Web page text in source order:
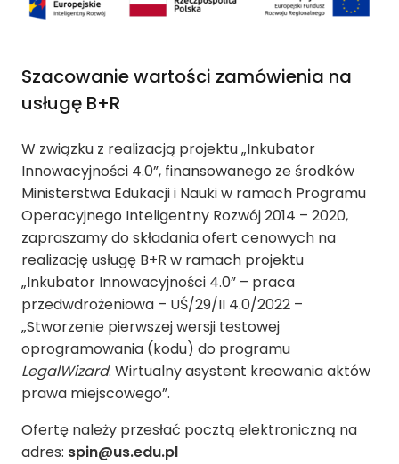
Szacowanie wartości zamówienia na
usługę B+R
W związku z realizacją projektu „Inkubator
Innowacyjności 4.0”, finansowanego ze środków
Ministerstwa Edukacji i Nauki w ramach Programu
Operacyjnego Inteligentny Rozwój 2014 – 2020,
zapraszamy do składania ofert cenowych na
realizację usługę B+R w ramach projektu
„Inkubator Innowacyjności 4.0” – praca
przedwdrożeniowa – UŚ/29/II 4.0/2022 –
„Stworzenie pierwszej wersji testowej
oprogramowania (kodu) do programu
LegalWizard. Wirtualny asystent kreowania aktów
prawa miejscowego”.
Ofertę należy przesłać pocztą elektroniczną na
adres: spin@us.edu.pl